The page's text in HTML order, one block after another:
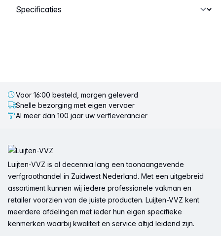
Selecteer een tabblad
Voor 16:00 besteld, morgen geleverd
Snelle bezorging met eigen vervoer
Al meer dan 100 jaar uw verfleverancier
Luijten-VVZ is al decennia lang een toonaangevende
verfgroothandel in Zuidwest Nederland. Met een uitgebreid
assortiment kunnen wij iedere professionele vakman en
retailer voorzien van de juiste producten. Luijten-VVZ kent
meerdere afdelingen met ieder hun eigen specifieke
kenmerken waarbij kwaliteit en service altijd leidend zijn.